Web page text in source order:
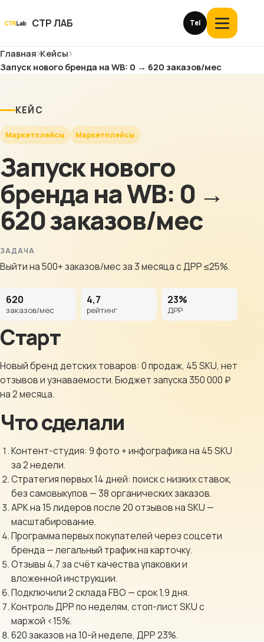
СТР ЛАБ Tel
Открыть
меню
Услуги и цены
Блог
Глоссарий
История
Контакты
ГОРОД
Выберите
город
8 (499) 11-33-654
Главная Кейсы
Запуск нового бренда на WB: 0 → 620 заказов/мес
КЕЙС
Маркетплейсы Маркетплейсы
Запуск нового
бренда на WB: 0 →
620 заказов/мес
ЗАДАЧА
Выйти на 500+ заказов/мес за 3 месяца с ДРР ≤25%.
620
заказов/мес
4,7
рейтинг
23%
ДРР
Старт
Новый бренд детских товаров: 0 продаж, 45 SKU, нет
отзывов и узнаваемости. Бюджет запуска 350 000 ₽
на 2 месяца.
Что сделали
Контент-студия: 9 фото + инфографика на 45 SKU
за 2 недели.
Стратегия первых 14 дней: поиск с низких ставок,
без самовыкупов — 38 органических заказов.
АРК на 15 лидеров после 20 отзывов на SKU —
масштабирование.
Программа первых покупателей через соцсети
бренда — легальный трафик на карточку.
Отзывы 4,7 за счёт качества упаковки и
вложенной инструкции.
Подключили 2 склада FBO — срок 1,9 дня.
Контроль ДРР по неделям, стоп-лист SKU с
маржой <15%.
620 заказов на 10-й неделе, ДРР 23%.